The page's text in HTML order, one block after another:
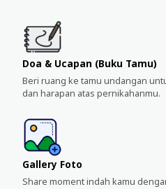
Doa & Ucapan (Buku Tamu)
Beri ruang ke tamu undangan
dan harapan atas pernikahanmu.
Gallery Foto
Share moment indah kamu